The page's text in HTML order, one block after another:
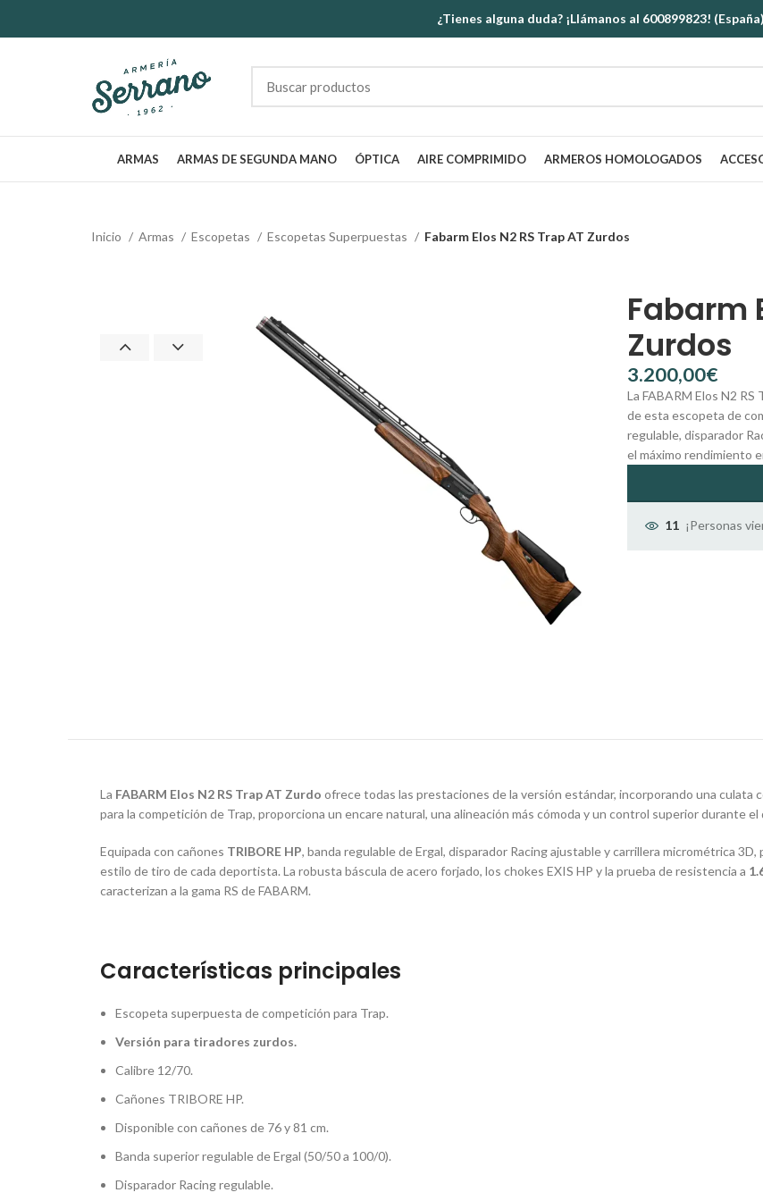
¿Tienes alguna duda? ¡Llámanos al 600899823! (España)
ARMAS ARMAS DE SEGUNDA MANO ÓPTICA AIRE COMPRIMIDO ARMEROS HOMOLOGADOS
Inicio Armas Escopetas Escopetas Superpuestas Fabarm Elos N2 RS Trap AT Zurdos
Fabarm
Zurdos
€
La FABARM Elos N2
de esta escopeta de
regulable, disparador
el máximo rendimiento
11 ¡Personas
La FABARM Elos N2 RS Trap AT Zurdo ofrece todas las prestaciones de la versión estándar, incorporando una culata
para la competición de Trap, proporciona un encare natural, una alineación más cómoda y un control superior durante el
Equipada con cañones TRIBORE HP, banda regulable de Ergal, disparador Racing ajustable y carrillera micrométrica
estilo de tiro de cada deportista. La robusta báscula de acero forjado, los chokes EXIS HP y la prueba de resistencia a
caracterizan a la gama RS de FABARM.
Características principales
Escopeta superpuesta de competición para Trap.
Versión para tiradores zurdos.
Calibre 12/70.
Cañones TRIBORE HP.
Disponible con cañones de 76 y 81 cm.
Banda superior regulable de Ergal (50/50 a 100/0).
Disparador Racing regulable.